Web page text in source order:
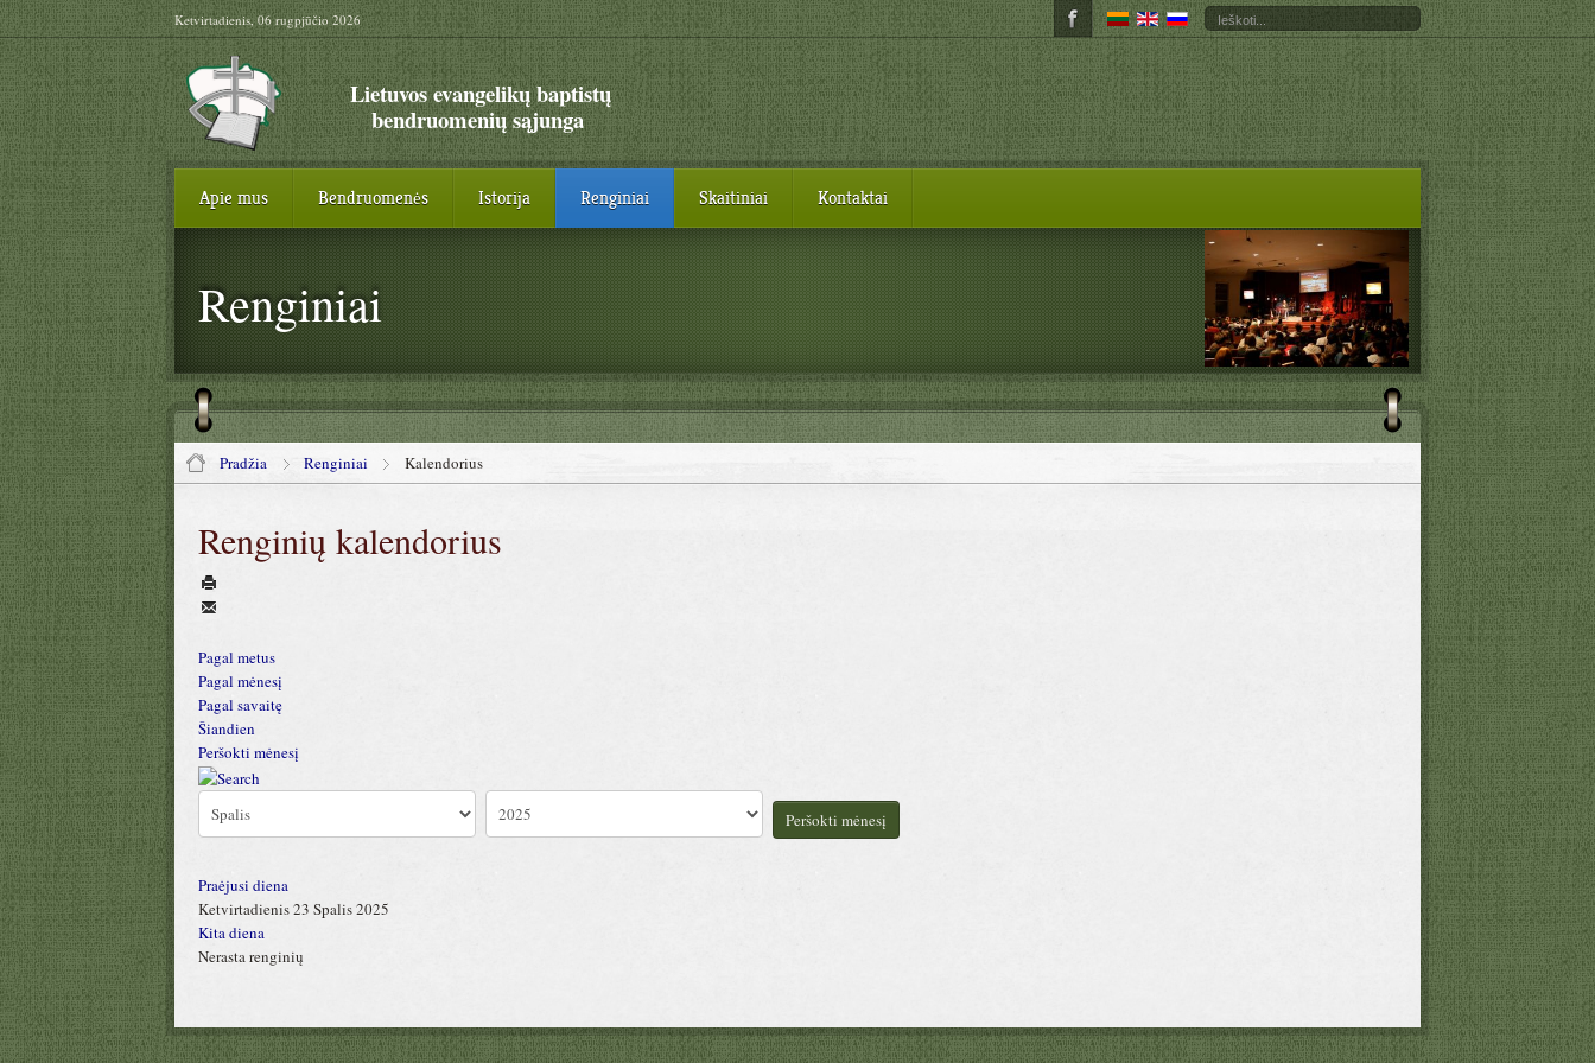
Ketvirtadienis, 06 rugpjūčio 2026
Lietuvos evangelikų baptistų
bendruomenių sąjunga
Apie mus Bendruomenės Istorija Renginiai Skaitiniai Kontaktai
Renginiai
Pradžia Renginiai Kalendorius
Renginių kalendorius
Pagal metus
Pagal mėnesį
Pagal savaitę
Šiandien
Peršokti mėnesį
Peršokti mėnesį
Praėjusi diena
Ketvirtadienis 23 Spalis 2025
Kita diena
Nerasta renginių